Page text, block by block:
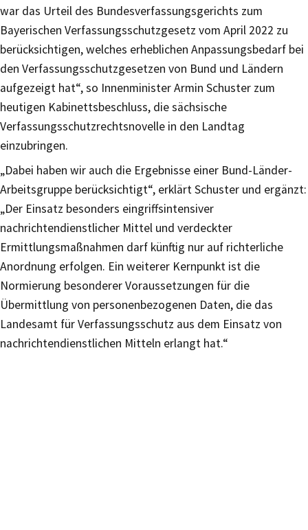
war das Urteil des Bundesverfassungsgerichts zum
Bayerischen Verfassungsschutzgesetz vom April 2022 zu
berücksichtigen, welches erheblichen Anpassungsbedarf bei
den Verfassungsschutzgesetzen von Bund und Ländern
aufgezeigt hat“, so Innenminister Armin Schuster zum
heutigen Kabinettsbeschluss, die sächsische
Verfassungsschutzrechtsnovelle in den Landtag
einzubringen.
„Dabei haben wir auch die Ergebnisse einer Bund-Länder-
Arbeitsgruppe berücksichtigt“, erklärt Schuster und ergänzt:
„Der Einsatz besonders eingriffsintensiver
nachrichtendienstlicher Mittel und verdeckter
Ermittlungsmaßnahmen darf künftig nur auf richterliche
Anordnung erfolgen. Ein weiterer Kernpunkt ist die
Normierung besonderer Voraussetzungen für die
Übermittlung von personenbezogenen Daten, die das
Landesamt für Verfassungsschutz aus dem Einsatz von
nachrichtendienstlichen Mitteln erlangt hat.“